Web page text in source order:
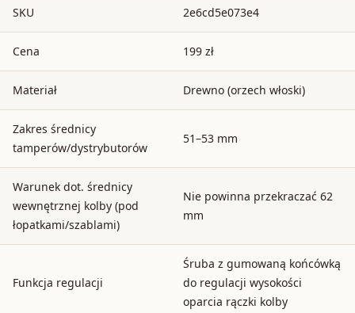
SKU 2e6cd5e073e4
Cena 199 zł
Materiał Drewno (orzech włoski)
Zakres średnicy
tamperów/dystrybutorów
51–53 mm
Warunek dot. średnicy
wewnętrznej kolby (pod
łopatkami/szablami)
Nie powinna przekraczać 62
mm
Funkcja regulacji
Śruba z gumowaną końcówką
do regulacji wysokości
oparcia rączki kolby